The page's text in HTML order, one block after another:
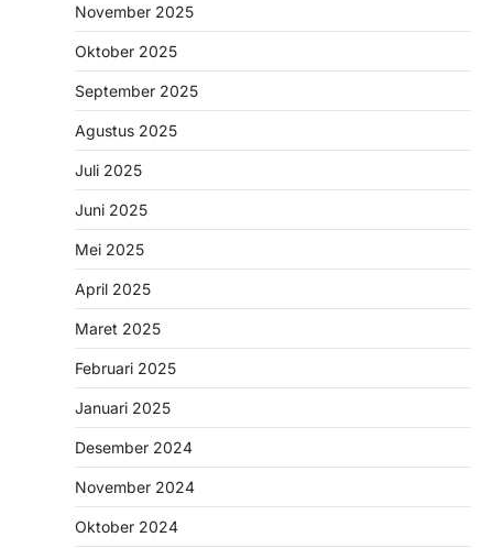
November 2025
Oktober 2025
September 2025
Agustus 2025
Juli 2025
Juni 2025
Mei 2025
April 2025
Maret 2025
Februari 2025
Januari 2025
Desember 2024
November 2024
Oktober 2024